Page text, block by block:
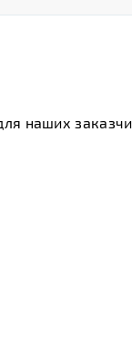
наших